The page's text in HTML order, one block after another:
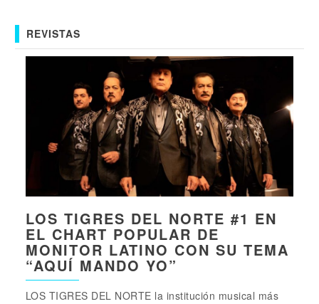
REVISTAS
LOS TIGRES DEL NORTE #1 EN
EL CHART POPULAR DE
MONITOR LATINO CON SU TEMA
“AQUÍ MANDO YO”
LOS TIGRES DEL NORTE la institución musical más